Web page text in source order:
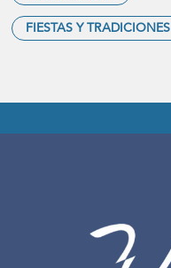
FIESTAS Y TRADICIONES